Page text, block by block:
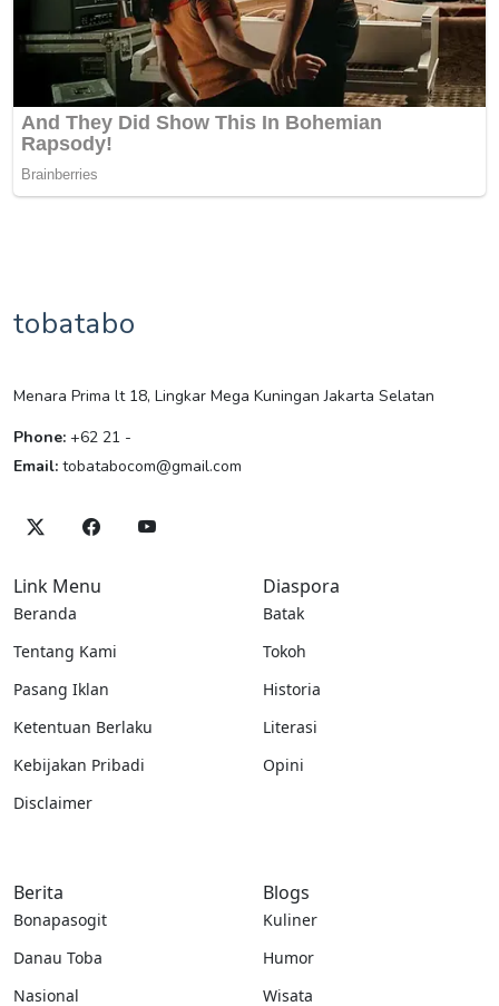
tobatabo
Menara Prima lt 18, Lingkar Mega Kuningan Jakarta Selatan
Phone: +62 21 -
Email: tobatabocom@gmail.com
Link Menu
Beranda
Tentang Kami
Pasang Iklan
Ketentuan Berlaku
Kebijakan Pribadi
Disclaimer
Diaspora
Batak
Tokoh
Historia
Literasi
Opini
Berita
Bonapasogit
Danau Toba
Nasional
Blogs
Kuliner
Humor
Wisata